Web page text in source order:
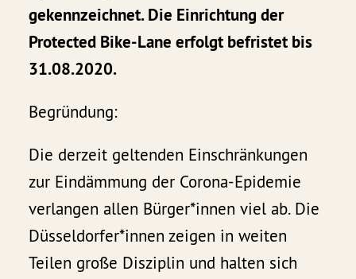
gekennzeichnet. Die Einrichtung der
Protected Bike-Lane erfolgt befristet bis
31.08.2020.
Begründung:
Die derzeit geltenden Einschränkungen
zur Eindämmung der Corona-Epidemie
verlangen allen Bürger*innen viel ab. Die
Düsseldorfer*innen zeigen in weiten
Teilen große Disziplin und halten sich